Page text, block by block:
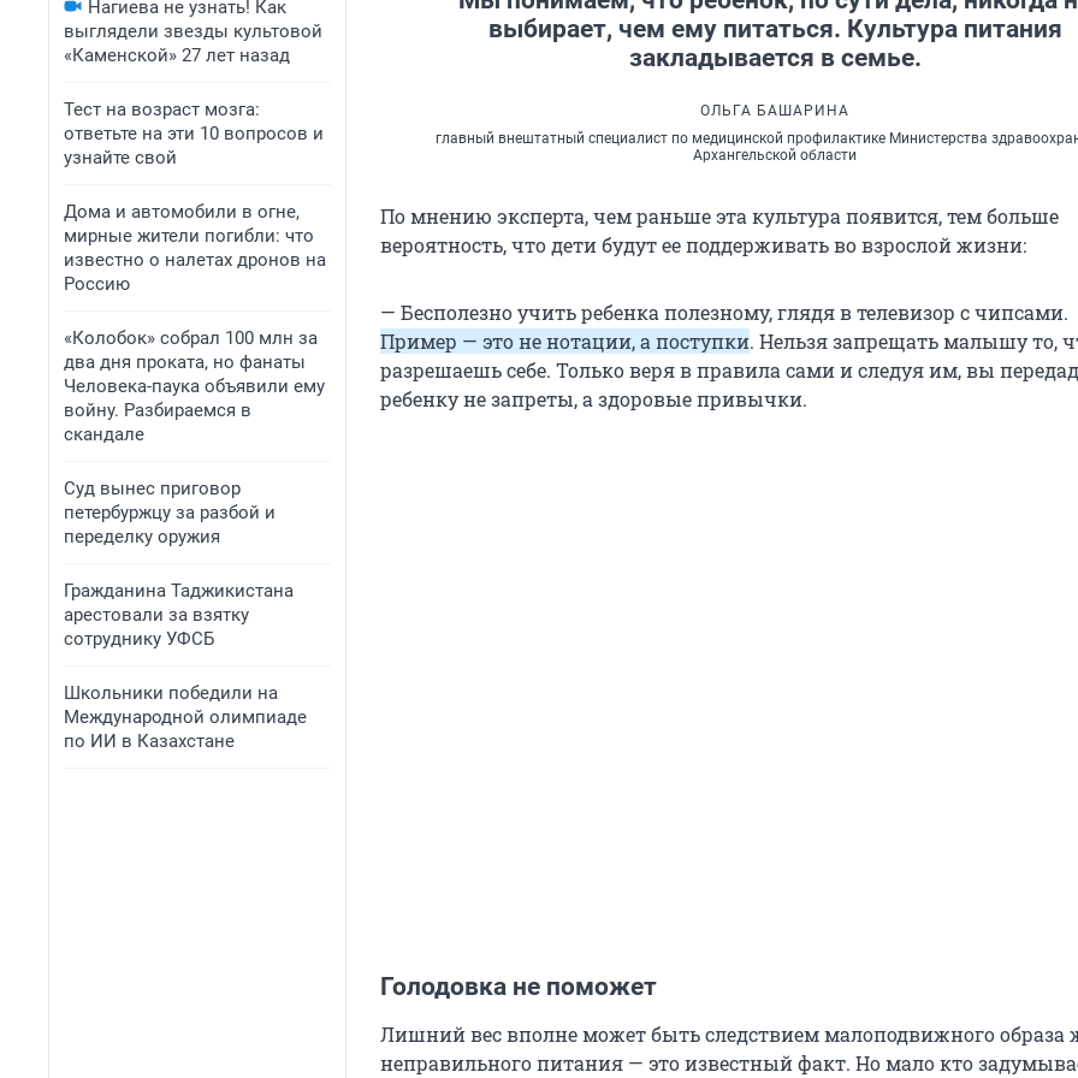
Нагиева не узнать! Как
выглядели звезды культовой
«Каменской» 27 лет назад
Тест на возраст мозга:
ответьте на эти 10 вопросов и
узнайте свой
Дома и автомобили в огне,
мирные жители погибли: что
известно о налетах дронов на
Россию
«Колобок» собрал 100 млн за
два дня проката, но фанаты
Человека-паука объявили ему
войну. Разбираемся в
скандале
Суд вынес приговор
петербуржцу за разбой и
переделку оружия
Гражданина Таджикистана
арестовали за взятку
сотруднику УФСБ
Школьники победили на
Международной олимпиаде
по ИИ в Казахстане
выбирает, чем ему питаться. Культура питания
закладывается в семье.
ОЛЬГА БАШАРИНА
главный внештатный специалист по медицинской профилактике Министерства
Архангельской области
По мнению эксперта, чем раньше эта культура появится, тем больше
вероятность, что дети будут ее поддерживать во взрослой жизни:
— Бесполезно учить ребенка полезному, глядя в телевизор с чипсами.
Пример — это не нотации, а поступки. Нельзя запрещать малышу то,
разрешаешь себе. Только веря в правила сами и следуя им, вы
ребенку не запреты, а здоровые привычки.
Голодовка не поможет
Лишний вес вполне может быть следствием малоподвижного образа
неправильного питания — это известный факт. Но мало кто